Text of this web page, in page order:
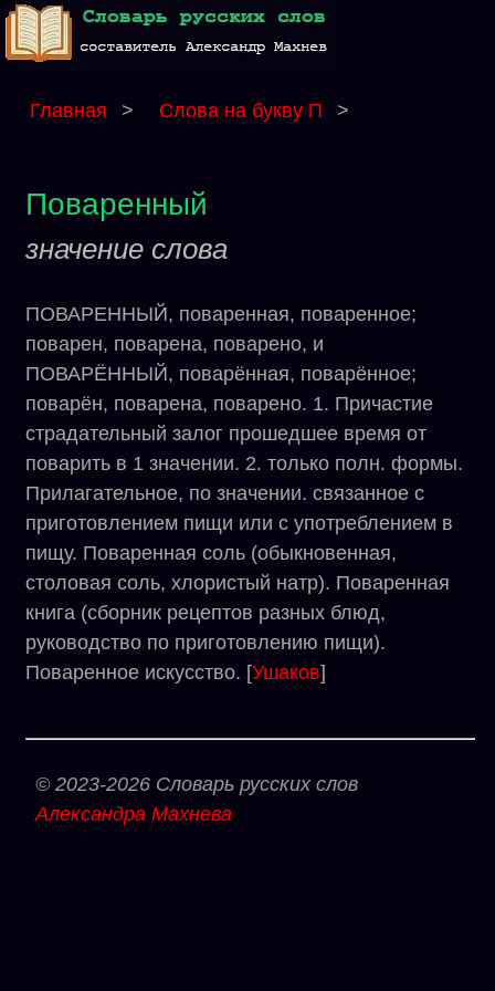
Главная > Слова на букву П >
Поваренный
значение слова
ПОВАРЕННЫЙ, поваренная, поваренное;
поварен, поварена, поварено, и
ПОВАРЁННЫЙ, поварённая, поварённое;
поварён, поварена, поварено. 1. Причастие
страдательный залог прошедшее время от
поварить в 1 значении. 2. только полн. формы.
Прилагательное, по значении. связанное с
приготовлением пищи или с употреблением в
пищу. Поваренная соль (обыкновенная,
столовая соль, хлористый натр). Поваренная
книга (сборник рецептов разных блюд,
руководство по приготовлению пищи).
Поваренное искусство. [Ушаков]
© 2023-2026 Словарь русских слов
Александра Махнева